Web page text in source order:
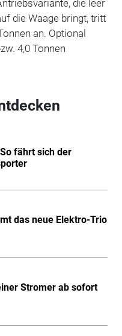
die leer
die Waage bringt, tritt
an. Optional
4,0 Tonnen
fährt sich der
das neue Elektro-Trio
Stromer ab sofort